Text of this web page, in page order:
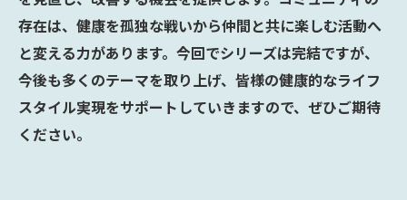
存在は、健康を孤独な戦いから仲間と共に楽しむ活動へ
と変える力があります。今回でシリーズは完結ですが、
今後も多くのテーマを取り上げ、皆様の健康的なライフ
スタイル実現をサポートしていきますので、ぜひご期待
ください。